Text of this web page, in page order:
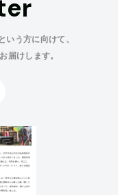
いう方に向けて、
届けします。